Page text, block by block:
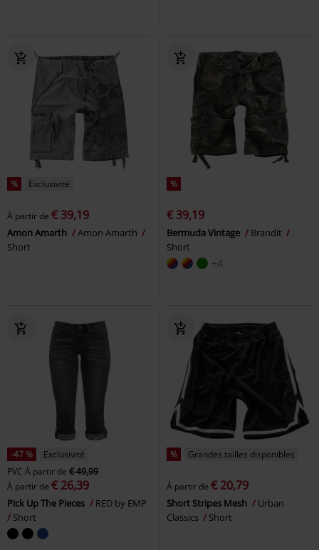
% Exclusivité
À partir de € 39,19
Amon Amarth
Amon Amarth
Short
%
€ 39,19
Bermuda Vintage
Brandit
Short
+4
-47 %
Exclusivité
PVC À partir de € 49,99
À partir de € 26,39
Pick Up The Pieces
RED by EMP
Short
% Grandes tailles disponibles
À partir de € 20,79
Short Stripes Mesh
Urban
Classics
Short